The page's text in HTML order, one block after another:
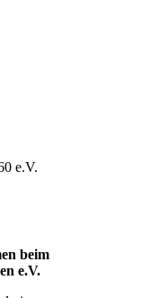
e.V.
beim
e.V.